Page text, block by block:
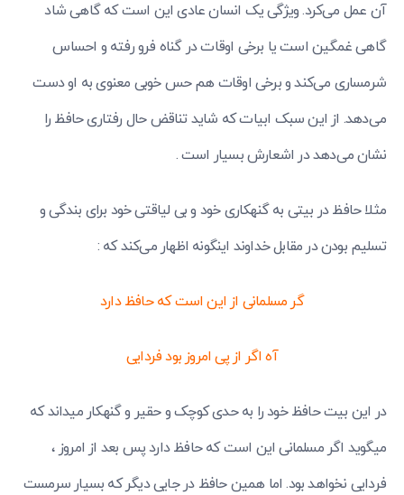
آن عمل می‌کرد. ویژگی یک انسان عادی این است که گاهی شاد
گاهی غمگین است یا برخی اوقات در گناه فرو رفته و احساس
شرمساری می‌کند و برخی اوقات هم حس خوبی معنوی به او دست
می‌دهد. از این سبک ابیات که شاید تناقض حال رفتاری حافظ را
نشان می‌دهد در اشعارش بسیار است .
مثلا حافظ در بیتی به گنهکاری خود و بی لیاقتی خود برای بندگی و
تسلیم بودن در مقابل خداوند اینگونه اظهار می‌کند که :
گر مسلمانی از این است که حافظ دارد
آه اگر از پی امروز بود فردایی
در این بیت حافظ خود را به حدی کوچک و حقیر و گنهکار میداند که
میگوید اگر مسلمانی این است که حافظ دارد پس بعد از امروز ،
فردایی نخواهد بود. اما همین حافظ در جایی دیگر که بسیار سرمست